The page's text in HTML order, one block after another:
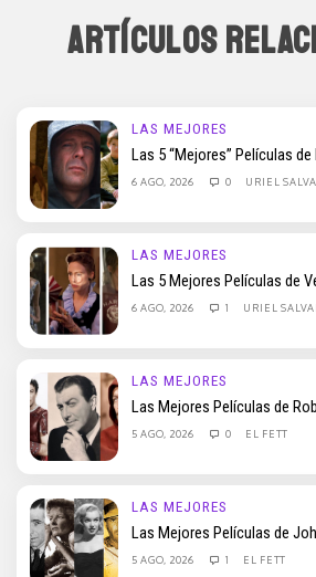
ARTÍCULOS
LAS MEJORES
Las 5 “Mejores” Películas
6 AGO, 2026 0 URIEL
LAS MEJORES
Las 5 Mejores Películas de
6 AGO, 2026 1 URIEL
LAS MEJORES
Las Mejores Películas de
5 AGO, 2026 0 EL FETT
LAS MEJORES
Las Mejores Películas de
5 AGO, 2026 1 EL FETT